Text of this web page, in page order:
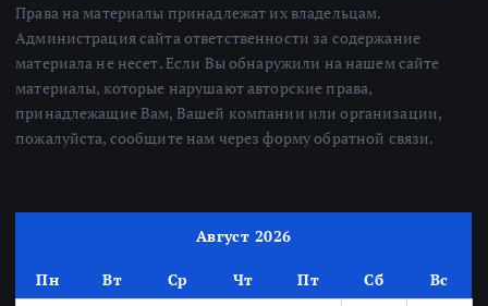
Права на материалы принадлежат их владельцам.
Администрация сайта ответственности за содержание
материала не несет. Если Вы обнаружили на нашем сайте
материалы, которые нарушают авторские права,
принадлежащие Вам, Вашей компании или организации,
пожалуйста, сообщите нам через форму обратной связи.
Август 2026
Пн Вт Ср Чт Пт Сб
Вс